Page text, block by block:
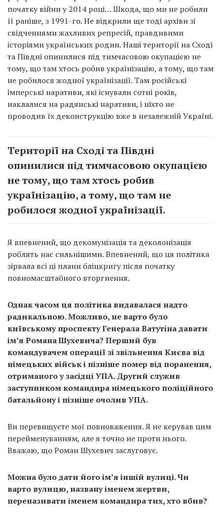
початку війни у 2014 році… Шкода, що ми не робили
її раніше, з 1991-го. Не відкрили ще тоді архіви зі
свідченнями жахливих репресій, правдивими
історіями українських родин. Наші території на Сході
та Півдні опинилися під тимчасовою окупацією не
тому, що там хтось робив українізацію, а тому, що там
не робилося жодної українізації. Там російські
імперські наративи, які існували сотні років,
наклалися на радянські наративи, і ніхто не
проводив їх деконструкцію вже в незалежній Україні.
Території на Сході та Півдні
опинилися під тимчасовою окупацією
не тому, що там хтось робив
українізацію, а тому, що там не
робилося жодної українізації.
Я впевнений, що декомунізація та деколонізація
роблять нас сильнішими. Впевнений, що ця політика
зірвала всі ці плани бліцкригу після початку
повномасштабного вторгнення.
Однак часом ця політика видавалася надто
радикальною. Можливо, не варто було
київському проспекту Генерала Ватутіна давати
ім’я Романа Шухевича? Перший був
командувачем операції зі звільнення Києва від
німецьких військ і пізніше помер від поранення,
отриманого у засідці УПА. Другий служив
заступником командира німецького поліційного
батальйону і пізніше очолив УПА.
Ви перевищуєте мої повноваження. Я не керував цим
перейменуванням, але я точно не проти нього.
Вважаю, що Роман Шухевич заслуговує.
Можна було дати його ім’я іншій вулиці. Чи
варто вулицю, названу іменем жертви,
переназивати іменем командира тих, хто вбив?